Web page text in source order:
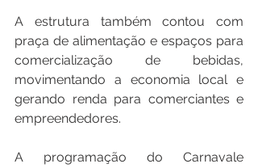
A estrutura também contou com
praça de alimentação e espaços para
comercialização de bebidas,
movimentando a economia local e
gerando renda para comerciantes e
empreendedores.
A programação do Carnavale